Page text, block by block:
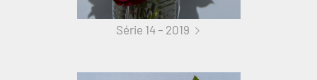
Série 14 – 2019